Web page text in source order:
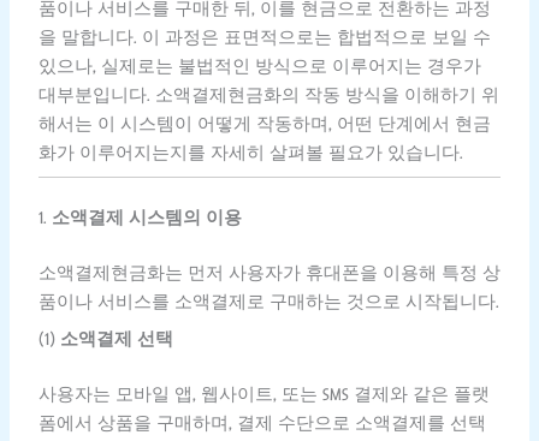
품이나 서비스를 구매한 뒤, 이를 현금으로 전환하는 과정
을 말합니다. 이 과정은 표면적으로는 합법적으로 보일 수
있으나, 실제로는 불법적인 방식으로 이루어지는 경우가
대부분입니다. 소액결제현금화의 작동 방식을 이해하기 위
해서는 이 시스템이 어떻게 작동하며, 어떤 단계에서 현금
화가 이루어지는지를 자세히 살펴볼 필요가 있습니다.
1. 소액결제 시스템의 이용
소액결제현금화는 먼저 사용자가 휴대폰을 이용해 특정 상
품이나 서비스를 소액결제로 구매하는 것으로 시작됩니다.
(1) 소액결제 선택
사용자는 모바일 앱, 웹사이트, 또는 SMS 결제와 같은 플랫
폼에서 상품을 구매하며, 결제 수단으로 소액결제를 선택